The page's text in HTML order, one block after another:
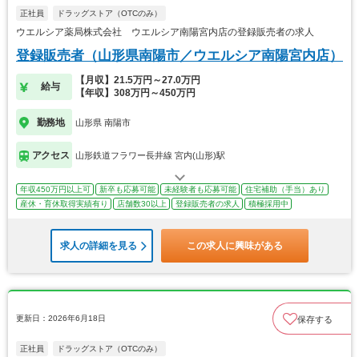
正社員 ドラッグストア（OTCのみ）
ウエルシア薬局株式会社 ウエルシア南陽宮内店の登録販売者の求人
登録販売者（山形県南陽市／ウエルシア南陽宮内店）
給与
【月収】21.5万円～27.0万円
【年収】308万円～450万円
勤務地 山形県 南陽市
アクセス 山形鉄道フラワー長井線 宮内(山形)駅
年収450万円以上可 新卒も応募可能 未経験者も応募可能
住宅補助（手当）あり
産休・育休取得実績有り
店舗数30以上 登録販売者の求人 積極採用中
求人の詳細を見る この求人に興味がある
更新日：2026年6月18日 保存する
正社員 ドラッグストア（OTCのみ）